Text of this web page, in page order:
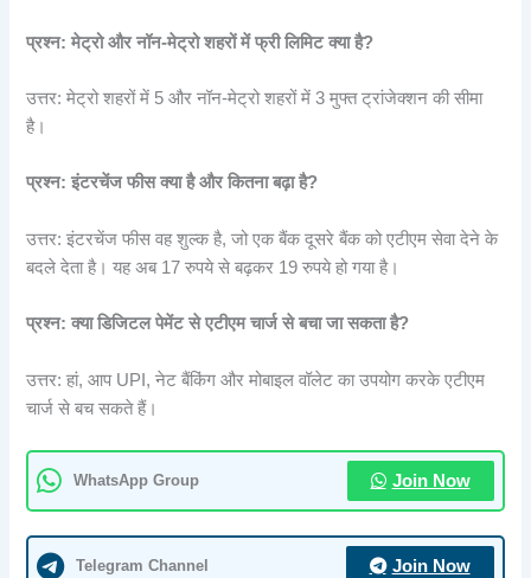
प्रश्न: मेट्रो और नॉन-मेट्रो शहरों में फ्री लिमिट क्या है?
उत्तर: मेट्रो शहरों में 5 और नॉन-मेट्रो शहरों में 3 मुफ्त ट्रांजेक्शन की सीमा
है।
प्रश्न: इंटरचेंज फीस क्या है और कितना बढ़ा है?
उत्तर: इंटरचेंज फीस वह शुल्क है, जो एक बैंक दूसरे बैंक को एटीएम सेवा देने के
बदले देता है। यह अब 17 रुपये से बढ़कर 19 रुपये हो गया है।
प्रश्न: क्या डिजिटल पेमेंट से एटीएम चार्ज से बचा जा सकता है?
उत्तर: हां, आप UPI, नेट बैंकिंग और मोबाइल वॉलेट का उपयोग करके एटीएम
चार्ज से बच सकते हैं।
WhatsApp Group Join Now
Telegram Channel Join Now